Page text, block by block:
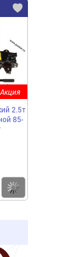
2.5т
85-
Акция